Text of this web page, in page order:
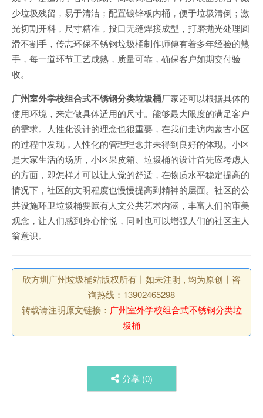
少垃圾残留，易于清洁；配置镀锌板内桶，便于垃圾清倒；激
光切割开料，尺寸精准，投口无缝焊接成型，打磨抛光处理圆
滑不割手，传志环保不锈钢垃圾桶制作师傅有着多年经验的熟
手，每一道环节工艺成熟，质量可靠，确保客户如期交付验
收。
广州室外学校组合式不锈钢分类垃圾桶厂家还可以根据具体的
使用环境，来定做具体适用的尺寸。能够最大限度的满足客户
的需求。人性化设计的理念也很重要，在我们走访内蒙古小区
的过程中发现，人性化的管理理念并未得到良好的体现。小区
是大家生活的场所，小区果皮箱、垃圾桶的设计首先应考虑人
的方面，即怎样才可以让人觉的舒适，在物质水平稳定提高的
情况下，社区的文明程度也慢慢提高到精神的层面。社区的公
共设施环卫垃圾桶要赋有人文公共艺术内涵，丰富人们的审美
观念，让人们感到身心愉悦，同时也可以增强人们的社区主人
翁意识。
欣方圳广州垃圾桶站版权所有丨如未注明 , 均为原创丨咨
询热线：13902465298
转载请注明原文链接： 广州室外学校组合式不锈钢分类垃
圾桶
分享 (0)